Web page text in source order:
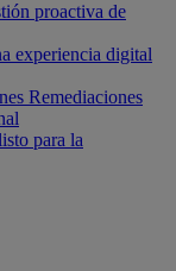
proactiva de
experiencia digital
Remediaciones
para la